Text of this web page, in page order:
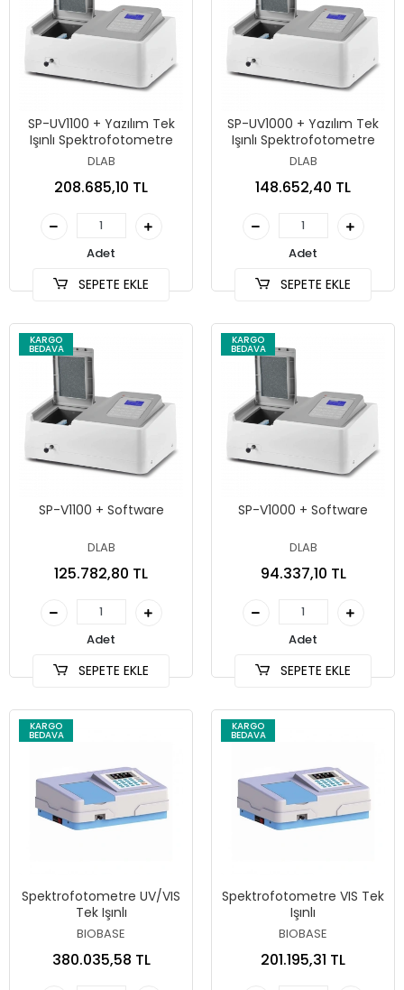
SP-UV1100 + Yazılım Tek
Işınlı Spektrofotometre
DLAB
208.685,10 TL
Adet
SEPETE EKLE
SP-UV1000 + Yazılım Tek
Işınlı Spektrofotometre
DLAB
148.652,40 TL
Adet
SEPETE EKLE
KARGO
BEDAVA
SP-V1100 + Software
DLAB
125.782,80 TL
Adet
SEPETE EKLE
KARGO
BEDAVA
SP-V1000 + Software
DLAB
94.337,10 TL
Adet
SEPETE EKLE
KARGO
BEDAVA
Spektrofotometre UV/VIS
Tek Işınlı
BIOBASE
380.035,58 TL
KARGO
BEDAVA
Spektrofotometre VIS Tek
Işınlı
BIOBASE
201.195,31 TL